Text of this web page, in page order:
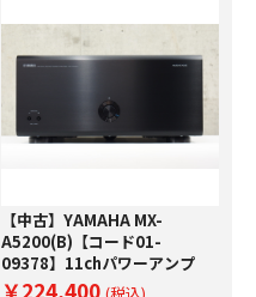
【中古】YAMAHA MX-
A5200(B)【コード01-
09378】11chパワーアンプ
￥224,400